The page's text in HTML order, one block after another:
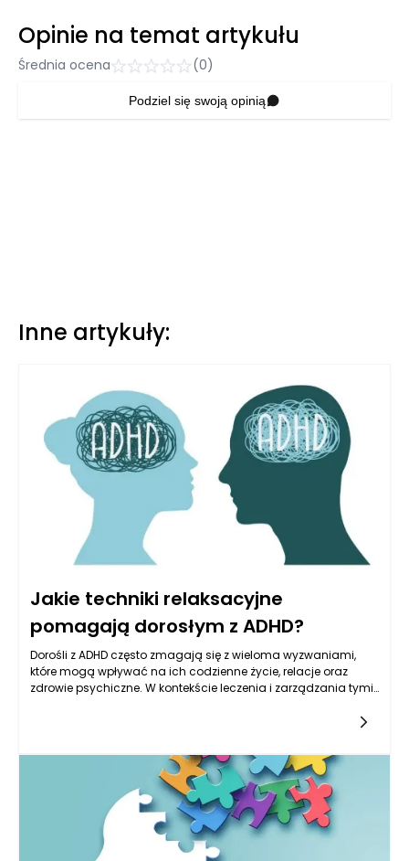
Opinie na temat artykułu
Średnia ocena (0)
Podziel się swoją opinią
Inne artykuły:
Jakie techniki relaksacyjne
pomagają dorosłym z ADHD?
Dorośli z ADHD często zmagają się z wieloma wyzwaniami,
które mogą wpływać na ich codzienne życie, relacje oraz
zdrowie psychiczne. W kontekście leczenia i zarządzania tymi
może wspierać codzienne funkcjonowanie. Praca z
profesjonalistami, takimi jak psychiatra, psycholog czy
psychoterapeuta, może pomóc w doborze odpowiednich
metod relaksacyjnych.